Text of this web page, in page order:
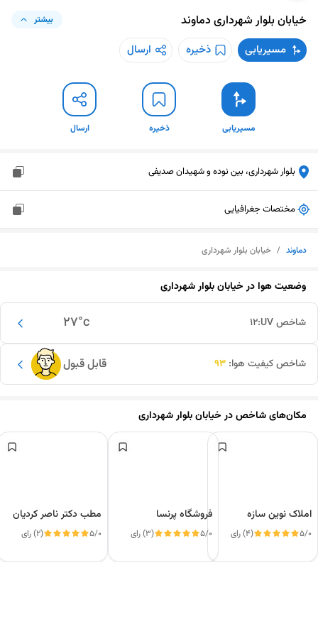
خیابان بلوار شهرداری دماوند بیشتر
مسیریابی ذخیره ارسال
مسیریابی ذخیره ارسال
بلوار شهرداری، بین نوده و شهیدان صدیفی
مختصات جغرافیایی
دماوند / خیابان بلوار شهرداری
وضعیت هوا درخیابان بلوار شهرداری
27°c شاخص UV: 12
قابل قبول شاخص کیفیت هوا: 93
مکان‌های شاخص درخیابان بلوار شهرداری
املاک نوین سازه
5/0 (4) رای
فروشگاه پرنسا
5/0 (3) رای
مطب دکتر ناصر کردیان
5/0 (2) رای